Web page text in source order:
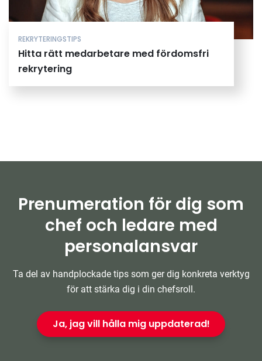
REKRYTERINGSTIPS
Hitta rätt medarbetare med fördomsfri
rekrytering
Prenumeration för dig som
chef och ledare med
personalansvar
Ta del av handplockade tips som ger dig konkreta verktyg
för att stärka dig i din chefsroll.
Ja, jag vill hålla mig uppdaterad!